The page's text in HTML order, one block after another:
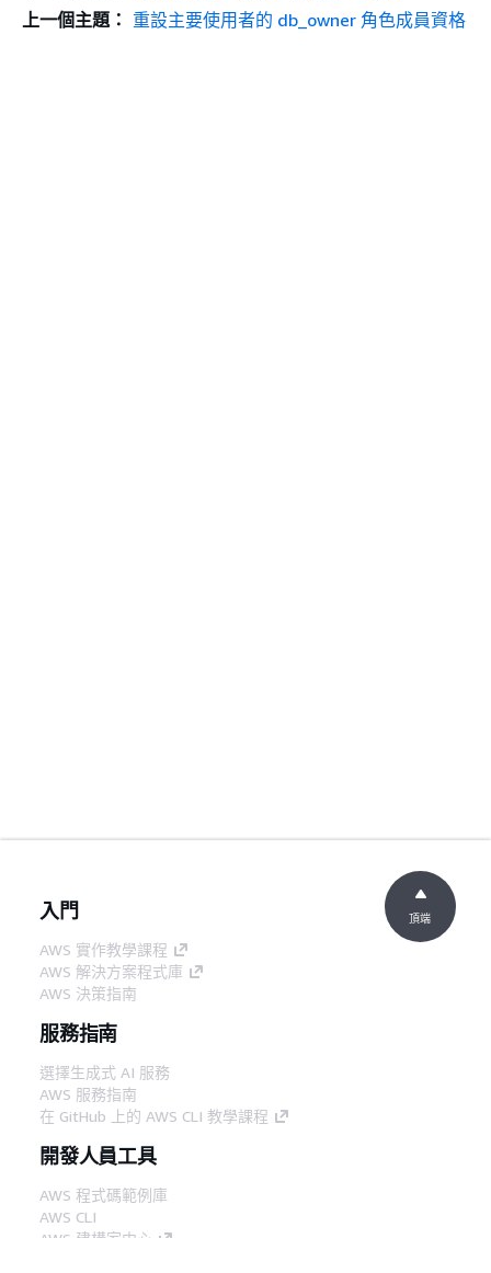
上一個主題： 重設主要使用者的 db_owner 角色成員資格
入門
AWS 實作教學課程
AWS 解決方案程式庫
AWS 決策指南
服務指南
選擇生成式 AI 服務
AWS 服務指南
在 GitHub 上的 AWS CLI 教學課程
開發人員工具
AWS 程式碼範例庫
AWS CLI
AWS 建構家中心
頂端